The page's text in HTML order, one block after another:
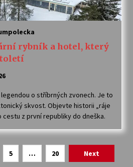
rybník a hotel, který
o stříbrných zvonech. Je to
skvost. Objevte historii „ráje
cestu z první republiky do dneška.
5 … 20 Next